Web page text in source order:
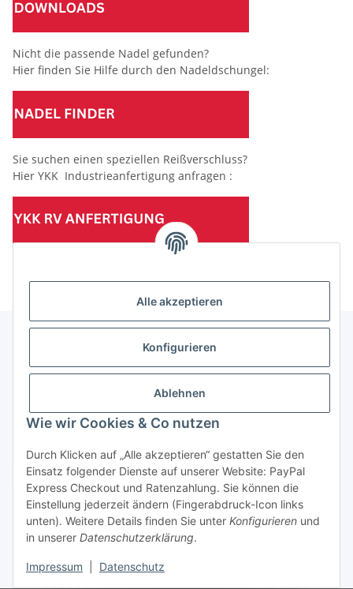
Alle akzeptieren
Konfigurieren
Ablehnen
Wie wir Cookies & Co nutzen
Durch Klicken auf „Alle akzeptieren“ gestatten Sie den
Einsatz folgender Dienste auf unserer Website: PayPal
Express Checkout und Ratenzahlung. Sie können die
Einstellung jederzeit ändern (Fingerabdruck-Icon links
unten). Weitere Details finden Sie unter Konfigurieren und
in unserer Datenschutzerklärung.
Impressum Datenschutz
Nicht die passende Nadel gefunden?
Hier finden Sie Hilfe durch den Nadeldschungel:
Sie suchen einen speziellen Reißverschluss?
Hier YKK Industrieanfertigung anfragen :
(Mindesttabnahmemenge 10 Stück je Länge und Farbe)
Informationen
Gesetzliche Informationen
Vertrag widerrufen
* Alle Preise zzgl. gesetzlicher USt., zzgl.